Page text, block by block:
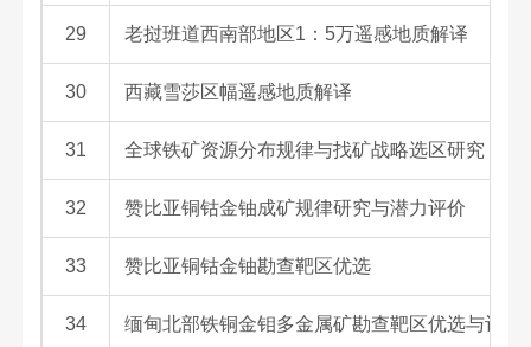
29 老挝班道西南部地区1：5万遥感地质解译
30 西藏雪莎区幅遥感地质解译
31 全球铁矿资源分布规律与找矿战略选区研究
32 赞比亚铜钴金铀成矿规律研究与潜力评价
33 赞比亚铜钴金铀勘查靶区优选
34 缅甸北部铁铜金钼多金属矿勘查靶区优选与评价